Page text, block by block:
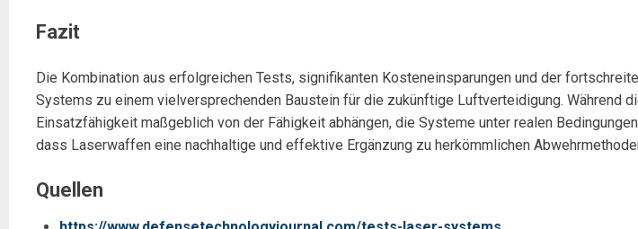
Fazit
Die Kombination aus erfolgreichen Tests, signifikanten Kosteneinsparungen und der
Systems zu einem vielversprechenden Baustein für die zukünftige Luftverteidigung. Während
Einsatzfähigkeit maßgeblich von der Fähigkeit abhängen, die Systeme unter realen
dass Laserwaffen eine nachhaltige und effektive Ergänzung zu herkömmlichen
Quellen